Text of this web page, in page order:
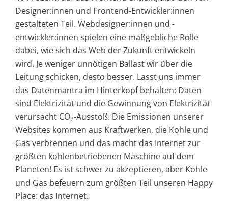
Designer:innen und Frontend-Entwickler:innen
gestalteten Teil. Webdesigner:innen und -
entwickler:innen spielen eine maßgebliche Rolle
dabei, wie sich das Web der Zukunft entwickeln
wird. Je weniger unnötigen Ballast wir über die
Leitung schicken, desto besser. Lasst uns immer
das Datenmantra im Hinterkopf behalten: Daten
sind Elektrizität und die Gewinnung von Elektrizität
verursacht CO2-Ausstoß. Die Emissionen unserer
Websites kommen aus Kraftwerken, die Kohle und
Gas verbrennen und das macht das Internet zur
größten kohlenbetriebenen Maschine auf dem
Planeten! Es ist schwer zu akzeptieren, aber Kohle
und Gas befeuern zum größten Teil unseren Happy
Place: das Internet.